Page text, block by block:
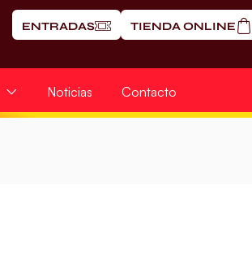
ENTRADAS TIENDA ONLINE
Noticias Contacto